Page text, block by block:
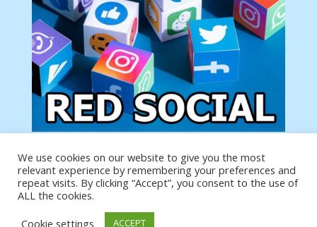
Tu anuncio va aquí
Podemos poner tu anuncio aquí con un link de tu
producto o página
We use cookies on our website to give you the most
relevant experience by remembering your preferences and
repeat visits. By clicking “Accept”, you consent to the use of
ALL the cookies.
Cookie settings
ACCEPT